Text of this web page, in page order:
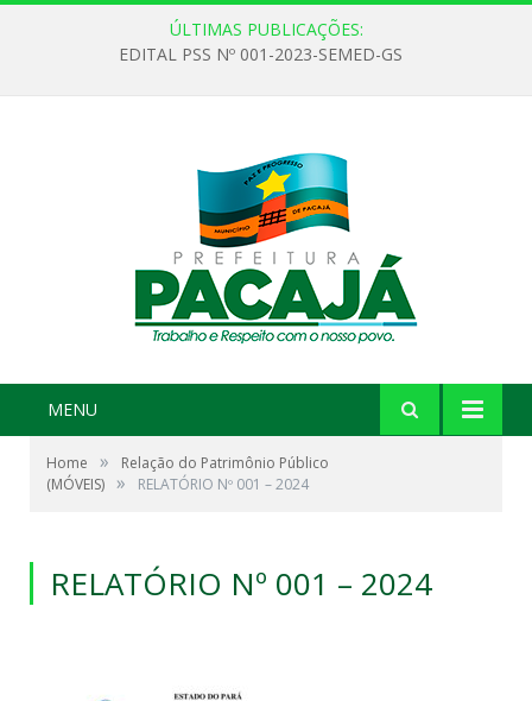
ÚLTIMAS PUBLICAÇÕES:
EDITAL PSS Nº 001-2023-SEMED-GS
MENU
Home »
Relação do Patrimônio Público
(MÓVEIS) » RELATÓRIO Nº 001 – 2024
RELATÓRIO Nº 001 – 2024